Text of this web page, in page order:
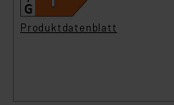
Produktdatenblatt